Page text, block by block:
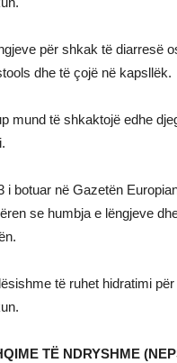
për shkak të diarresë
dhe të çojë në kapsllëk.
mund të shkaktojë edhe
i botuar në Gazetën
se humbja e lëngjeve
të ruhet hidratimi për
TË NDRYSHME